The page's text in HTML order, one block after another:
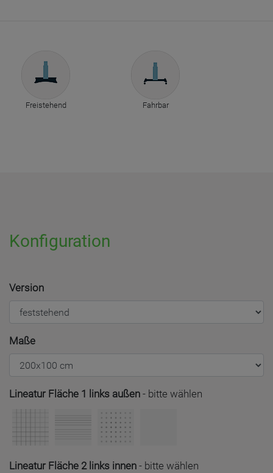
Freistehend Fahrbar
Konfiguration
Version
Maße
Lineatur Fläche 1 links außen - bitte wählen
Lineatur Fläche 2 links innen - bitte wählen